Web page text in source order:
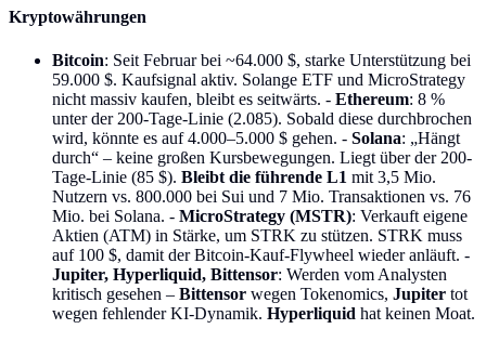
Kryptowährungen
Bitcoin: Seit Februar bei ~64.000 $, starke Unterstützung bei
59.000 $. Kaufsignal aktiv. Solange ETF und MicroStrategy
nicht massiv kaufen, bleibt es seitwärts. - Ethereum: 8 %
unter der 200-Tage-Linie (2.085). Sobald diese durchbrochen
wird, könnte es auf 4.000–5.000 $ gehen. - Solana: „Hängt
durch“ – keine großen Kursbewegungen. Liegt über der 200-
Tage-Linie (85 $). Bleibt die führende L1 mit 3,5 Mio.
Nutzern vs. 800.000 bei Sui und 7 Mio. Transaktionen vs. 76
Mio. bei Solana. - MicroStrategy (MSTR): Verkauft eigene
Aktien (ATM) in Stärke, um STRK zu stützen. STRK muss
auf 100 $, damit der Bitcoin-Kauf-Flywheel wieder anläuft. -
Jupiter, Hyperliquid, Bittensor: Werden vom Analysten
kritisch gesehen – Bittensor wegen Tokenomics, Jupiter tot
wegen fehlender KI-Dynamik. Hyperliquid hat keinen Moat.